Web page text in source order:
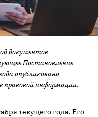
документов
Постановление
опубликовано
информации.
текущего года. Его